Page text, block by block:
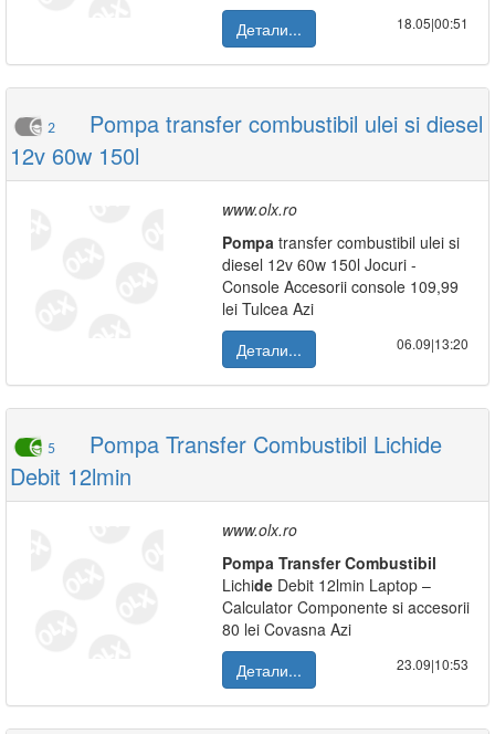
Детали...
18.05|00:51
2
Pompa transfer combustibil ulei si diesel
12v 60w 150l
www.olx.ro
Pompa transfer combustibil ulei si
diesel 12v 60w 150l Jocuri -
Console Accesorii console 109,99
lei Tulcea Azi
Детали...
06.09|13:20
5
Pompa Transfer Combustibil Lichide
Debit 12lmin
www.olx.ro
Pompa Transfer Combustibil
Lichide Debit 12lmin Laptop –
Calculator Componente si accesorii
80 lei Covasna Azi
Детали...
23.09|10:53